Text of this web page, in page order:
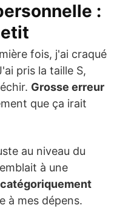
:
fois, j'ai craqué
pris la taille S,
Grosse erreur
que ça irait
au niveau du
à une
à mes dépens.